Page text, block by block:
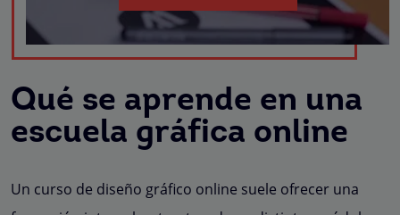
Qué se aprende en una
escuela gráfica online
Un curso de diseño gráfico online suele ofrecer una